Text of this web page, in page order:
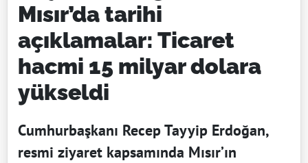
Mısır’da tarihi
açıklamalar: Ticaret
hacmi 15 milyar dolara
yükseldi
Cumhurbaşkanı Recep Tayyip Erdoğan,
resmi ziyaret kapsamında Mısır’ın